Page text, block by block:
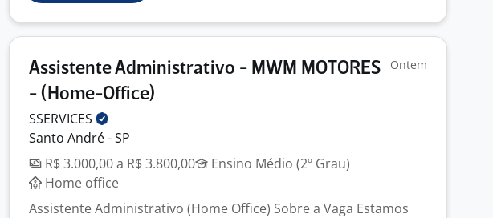
Assistente Administrativo - MWM MOTORES
- (Home-Office)
Ontem
SSERVICES
Santo André - SP
R$ 3.000,00 a R$ 3.800,00
Ensino Médio (2º Grau)
Home office
Assistente Administrativo (Home Office) Sobre a Vaga Estamos